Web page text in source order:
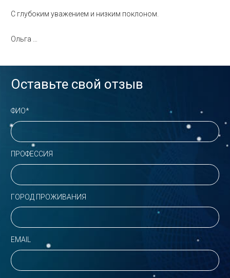
С глубоким уважением и низким поклоном.
Ольга …
Оставьте свой отзыв
ФИО*
ПРОФЕССИЯ
ГОРОД ПРОЖИВАНИЯ
EMAIL